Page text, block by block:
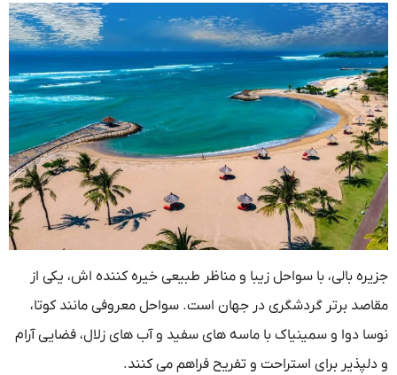
جزیره بالی، با سواحل زیبا و مناظر طبیعی خیره کننده اش، یکی از
مقاصد برتر گردشگری در جهان است. سواحل معروفی مانند کوتا،
نوسا دوا و سمینیاک با ماسه های سفید و آب های زلال، فضایی آرام
و دلپذیر برای استراحت و تفریح فراهم می کنند.